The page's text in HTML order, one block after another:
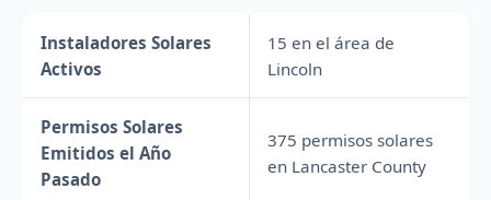
Instaladores Solares
Activos
15 en el área de
Lincoln
Permisos Solares
Emitidos el Año
Pasado
375 permisos solares
en Lancaster County